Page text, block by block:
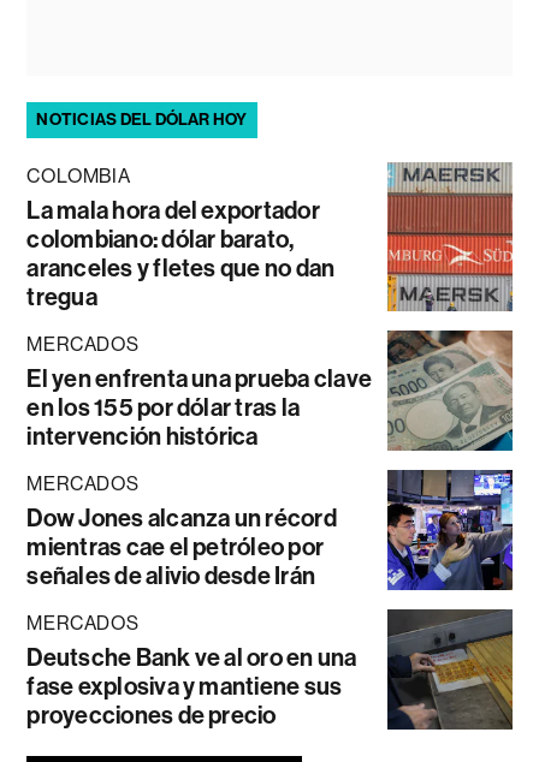
NOTICIAS DEL DÓLAR HOY
COLOMBIA
La mala hora del exportador
colombiano: dólar barato,
aranceles y fletes que no dan
tregua
MERCADOS
El yen enfrenta una prueba clave
en los 155 por dólar tras la
intervención histórica
MERCADOS
Dow Jones alcanza un récord
mientras cae el petróleo por
señales de alivio desde Irán
MERCADOS
Deutsche Bank ve al oro en una
fase explosiva y mantiene sus
proyecciones de precio